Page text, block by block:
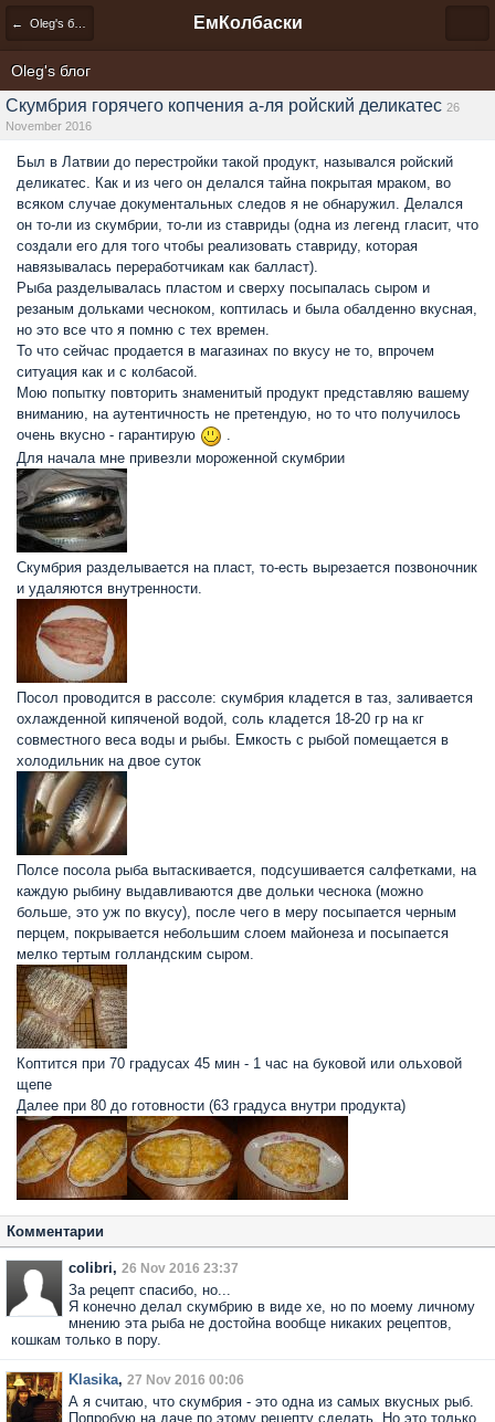
← Oleg's блог ЕмКолбаски
Oleg's блог
Скумбрия горячего копчения а-ля ройский деликатес 26
November 2016
Был в Латвии до перестройки такой продукт, назывался ройский
деликатес. Как и из чего он делался тайна покрытая мраком, во
всяком случае документальных следов я не обнаружил. Делался
он то-ли из скумбрии, то-ли из ставриды (одна из легенд гласит, что
создали его для того чтобы реализовать ставриду, которая
навязывалась переработчикам как балласт).
Рыба разделывалась пластом и сверху посыпалась сыром и
резаным дольками чесноком, коптилась и была обалденно вкусная,
но это все что я помню с тех времен.
То что сейчас продается в магазинах по вкусу не то, впрочем
ситуация как и с колбасой.
Мою попытку повторить знаменитый продукт представляю вашему
вниманию, на аутентичность не претендую, но то что получилось
очень вкусно - гарантирую
.
Для начала мне привезли мороженной скумбрии
Скумбрия разделывается на пласт, то-есть вырезается позвоночник
и удаляются внутренности.
Посол проводится в рассоле: скумбрия кладется в таз, заливается
охлажденной кипяченой водой, соль кладется 18-20 гр на кг
совместного веса воды и рыбы. Емкость с рыбой помещается в
холодильник на двое суток
Полсе посола рыба вытаскивается, подсушивается салфетками, на
каждую рыбину выдавливаются две дольки чеснока (можно
больше, это уж по вкусу), после чего в меру посыпается черным
перцем, покрывается небольшим слоем майонеза и посыпается
мелко тертым голландским сыром.
Коптится при 70 градусах 45 мин - 1 час на буковой или ольховой
щепе
Далее при 80 до готовности (63 градуса внутри продукта)
Комментарии
colibri, 26 Nov 2016 23:37
За рецепт спасибо, но...
Я конечно делал скумбрию в виде хе, но по моему личному
мнению эта рыба не достойна вообще никаких рецептов,
кошкам только в пору.
Klasika, 27 Nov 2016 00:06
А я считаю, что скумбрия - это одна из самых вкусных рыб.
Попробую на даче по этому рецепту сделать. Но это только